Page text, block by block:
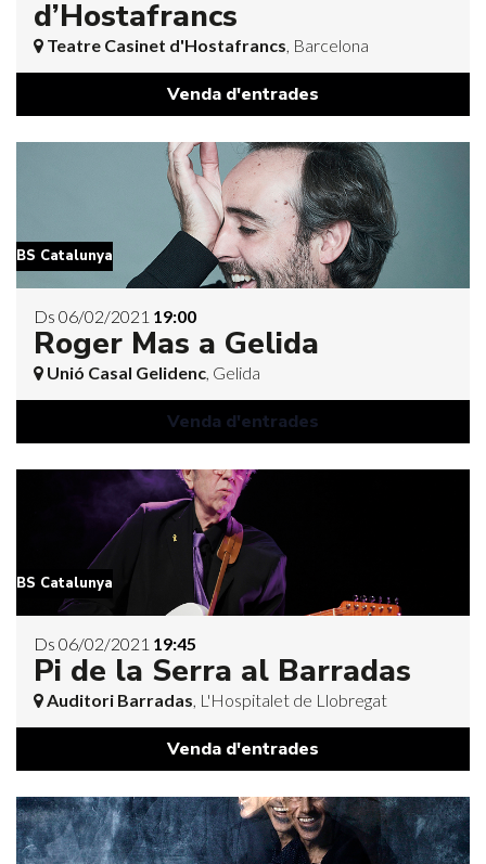
d’Hostafrancs
Teatre Casinet d'Hostafrancs, Barcelona
Venda d'entrades
BS Catalunya
Ds 06/02/2021 19:00
Roger Mas a Gelida
Unió Casal Gelidenc, Gelida
Venda d'entrades
BS Catalunya
Ds 06/02/2021 19:45
Pi de la Serra al Barradas
Auditori Barradas, L'Hospitalet de Llobregat
Venda d'entrades